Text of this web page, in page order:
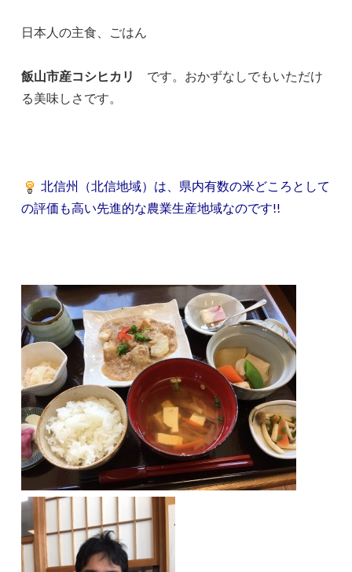
日本人の主食、ごはん
飯山市産コシヒカリ です。おかずなしでもいただけ
る美味しさです。
北信州（北信地域）は、県内有数の米どころとして
の評価も高い先進的な農業生産地域なのです!!